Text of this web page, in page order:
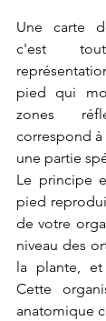
Une carte
c'est
pied qui
zones
correspond
une partie
Le principe
pied
de votre
niveau des
la plante,
Cette
anatomique